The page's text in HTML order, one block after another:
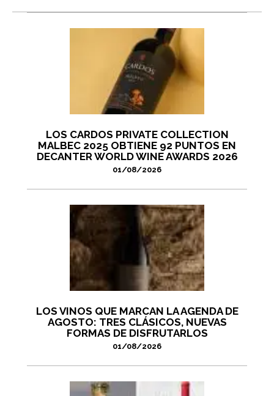
LOS CARDOS PRIVATE COLLECTION
MALBEC 2025 OBTIENE 92 PUNTOS EN
DECANTER WORLD WINE AWARDS 2026
01/08/2026
LOS VINOS QUE MARCAN LA AGENDA DE
AGOSTO: TRES CLÁSICOS, NUEVAS
FORMAS DE DISFRUTARLOS
01/08/2026